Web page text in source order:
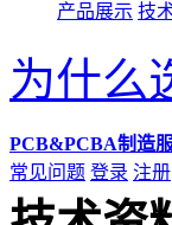
产品展示 技
为什么
PCB&PCBA制造
常见问题 登录 注册